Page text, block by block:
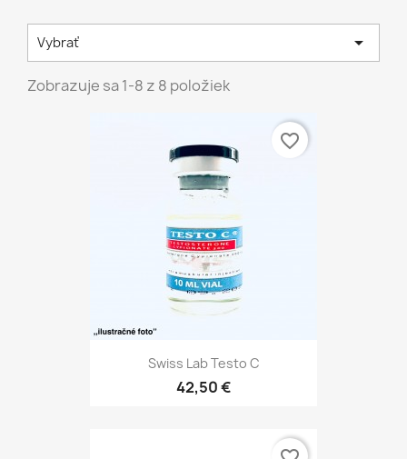
Vybrať 
Zobrazuje sa 1-8 z 8 položiek
Swiss Lab Testo C
42,50 €
favorite_border